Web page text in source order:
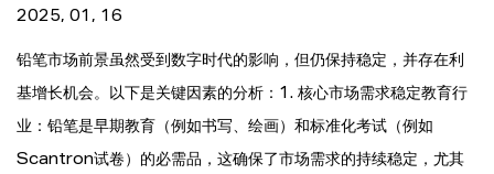
2025, 01, 16
铅笔市场前景虽然受到数字时代的影响，但仍保持稳定，并存在利
基增长机会。以下是关键因素的分析：1. 核心市场需求稳定教育行
业：铅笔是早期教育（例如书写、绘画）和标准化考试（例如
Scantron试卷）的必需品，这确保了市场需求的持续稳定，尤其